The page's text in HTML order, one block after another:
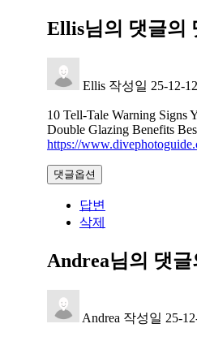
Ellis님의 댓글의
Ellis 작성일 25-12-
10 Tell-Tale Warning Signs
Double Glazing Benefits
https://
댓글옵션
답변
삭제
Andrea님의 댓글
Andrea 작성일 25-